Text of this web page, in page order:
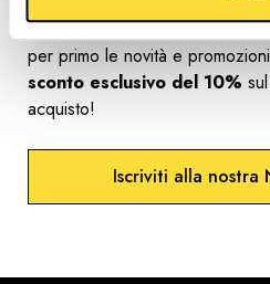
Resta sempre in contatto con
per primo le novità e
sconto esclusivo del 10%
acquisto!
Iscriviti alla nostra